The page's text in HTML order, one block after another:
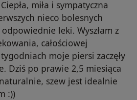
miła i sympatyczna
nieco bolesnych
leki. Wyszłam z
całościowej
moje piersi zaczęły
Dziś po prawie 2,5 miesiąca
szew jest idealnie
:))